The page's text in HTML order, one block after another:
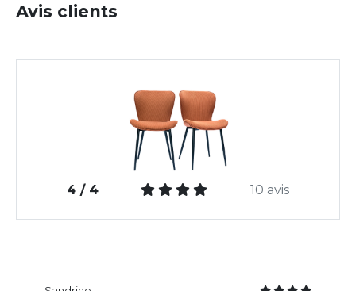
Avis clients
4 / 4 10 avis